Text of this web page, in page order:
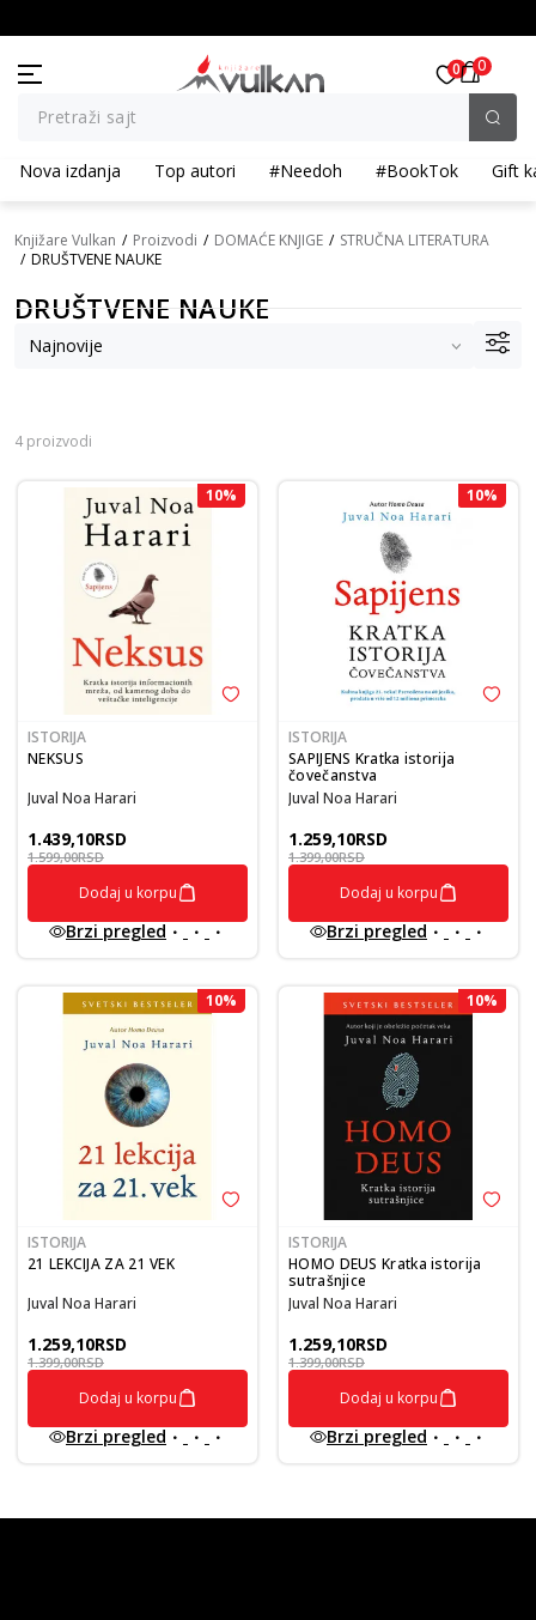
Pretraži sajt
0 0
Nova izdanja Top autori #Needoh #BookTok Gift
Knjižare Vulkan Proizvodi DOMAĆE KNJIGE
STRUČNA LITERATURA
DRUŠTVENE NAUKE
DRUŠTVENE NAUKE
4 proizvodi
10%
ISTORIJA
NEKSUS
Juval Noa Harari
1.439,10RSD
1.599,00RSD
Dodaj u korpu
Brzi pregled
10%
ISTORIJA
SAPIJENS Kratka istorija
čovečanstva
Juval Noa Harari
1.259,10RSD
1.399,00RSD
Dodaj u korpu
Brzi pregled
10%
ISTORIJA
21 LEKCIJA ZA 21 VEK
Juval Noa Harari
1.259,10RSD
1.399,00RSD
Dodaj u korpu
Brzi pregled
10%
ISTORIJA
HOMO DEUS Kratka istorija
sutrašnjice
Juval Noa Harari
1.259,10RSD
1.399,00RSD
Dodaj u korpu
Brzi pregled